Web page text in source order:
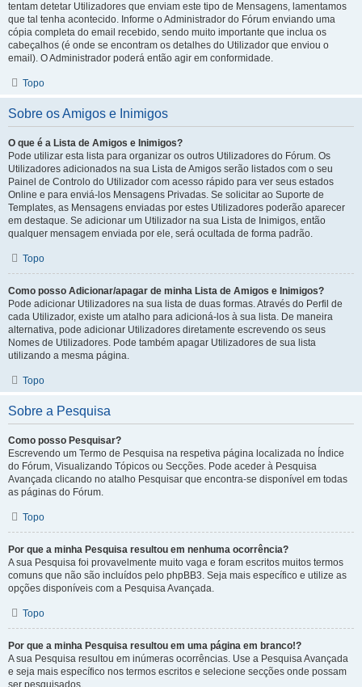
tentam detetar Utilizadores que enviam este tipo de Mensagens, lamentamos
que tal tenha acontecido. Informe o Administrador do Fórum enviando uma
cópia completa do email recebido, sendo muito importante que inclua os
cabeçalhos (é onde se encontram os detalhes do Utilizador que enviou o
email). O Administrador poderá então agir em conformidade.
Topo
Sobre os Amigos e Inimigos
O que é a Lista de Amigos e Inimigos?
Pode utilizar esta lista para organizar os outros Utilizadores do Fórum. Os
Utilizadores adicionados na sua Lista de Amigos serão listados com o seu
Painel de Controlo do Utilizador com acesso rápido para ver seus estados
Online e para enviá-los Mensagens Privadas. Se solicitar ao Suporte de
Templates, as Mensagens enviadas por estes Utilizadores poderão aparecer
em destaque. Se adicionar um Utilizador na sua Lista de Inimigos, então
qualquer mensagem enviada por ele, será ocultada de forma padrão.
Topo
Como posso Adicionar/apagar de minha Lista de Amigos e Inimigos?
Pode adicionar Utilizadores na sua lista de duas formas. Através do Perfil de
cada Utilizador, existe um atalho para adicioná-los à sua lista. De maneira
alternativa, pode adicionar Utilizadores diretamente escrevendo os seus
Nomes de Utilizadores. Pode também apagar Utilizadores de sua lista
utilizando a mesma página.
Topo
Sobre a Pesquisa
Como posso Pesquisar?
Escrevendo um Termo de Pesquisa na respetiva página localizada no Índice
do Fórum, Visualizando Tópicos ou Secções. Pode aceder à Pesquisa
Avançada clicando no atalho Pesquisar que encontra-se disponível em todas
as páginas do Fórum.
Topo
Por que a minha Pesquisa resultou em nenhuma ocorrência?
A sua Pesquisa foi provavelmente muito vaga e foram escritos muitos termos
comuns que não são incluídos pelo phpBB3. Seja mais específico e utilize as
opções disponíveis com a Pesquisa Avançada.
Topo
Por que a minha Pesquisa resultou em uma página em branco!?
A sua Pesquisa resultou em inúmeras ocorrências. Use a Pesquisa Avançada
e seja mais específico nos termos escritos e selecione secções onde possam
ser pesquisados.